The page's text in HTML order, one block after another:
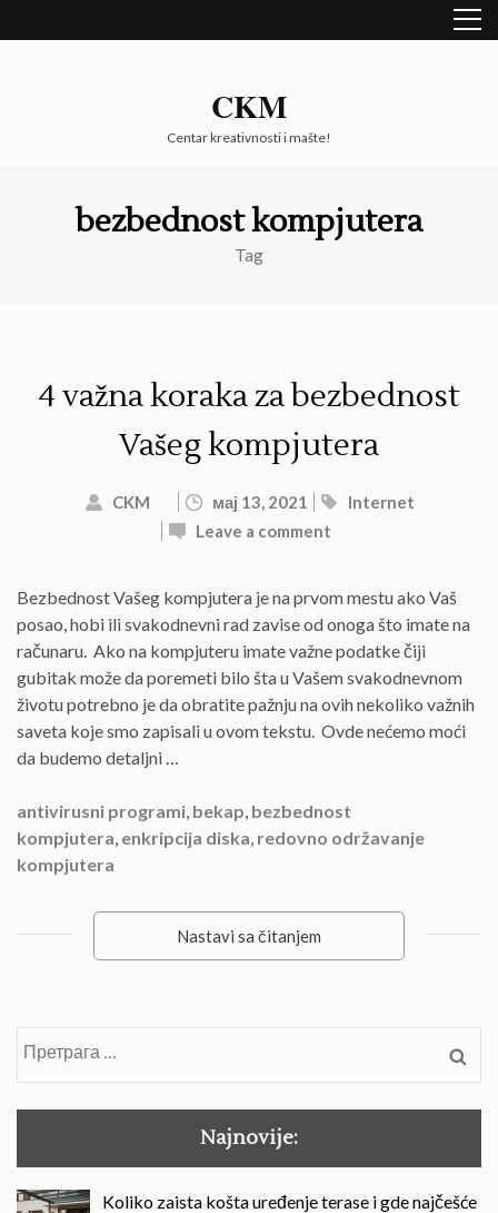
to
CKM
Centar kreativnosti i mašte!
bezbednost kompjutera
Tag
4 važna koraka za bezbednost
Vašeg kompjutera
CKM мај 13, 2021
Internet
Leave a comment
Bezbednost Vašeg kompjutera je na prvom mestu ako Vaš
posao, hobi ili svakodnevni rad zavise od onoga što imate na
računaru. Ako na kompjuteru imate važne podatke čiji
gubitak može da poremeti bilo šta u Vašem svakodnevnom
životu potrebno je da obratite pažnju na ovih nekoliko važnih
saveta koje smo zapisali u ovom tekstu. Ovde nećemo moći
da budemo detaljni …
antivirusni programi, bekap, bezbednost
kompjutera, enkripcija diska, redovno održavanje
kompjutera
Nastavi sa čitanjem
Najnovije:
Koliko zaista košta uređenje terase i gde najčešće